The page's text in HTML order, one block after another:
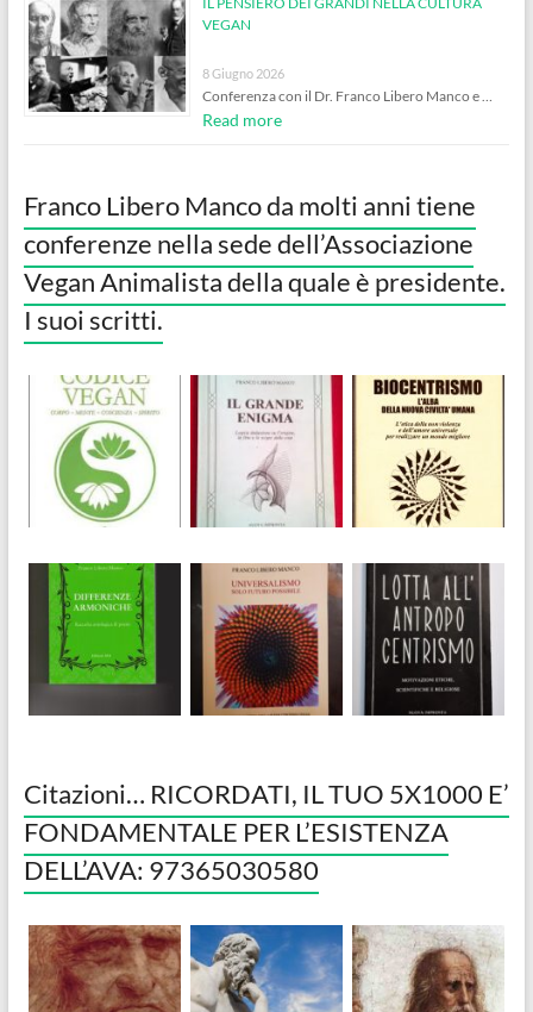
VEGAN
8 Giugno 2026
Conferenza con il Dr. Franco Libero Manco e …
Read more
Franco Libero Manco da molti anni tiene
conferenze nella sede dell’Associazione
Vegan Animalista della quale è presidente.
I suoi scritti.
Citazioni… RICORDATI, IL TUO 5X1000 E’
FONDAMENTALE PER L’ESISTENZA
DELL’AVA: 97365030580